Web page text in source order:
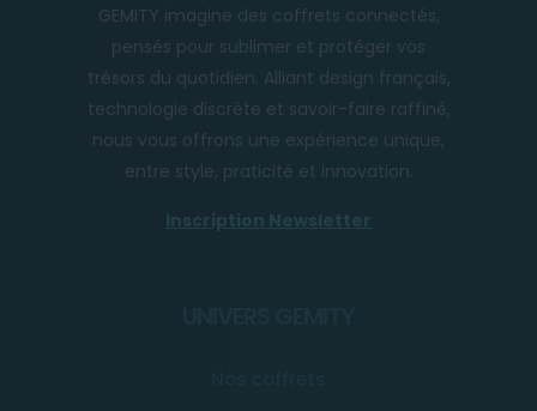
GEMITY imagine des coffrets connectés,
pensés pour sublimer et protéger vos
trésors du quotidien. Alliant design français,
technologie discrète et savoir-faire raffiné,
nous vous offrons une expérience unique,
entre style, praticité et innovation.
Inscription Newsletter